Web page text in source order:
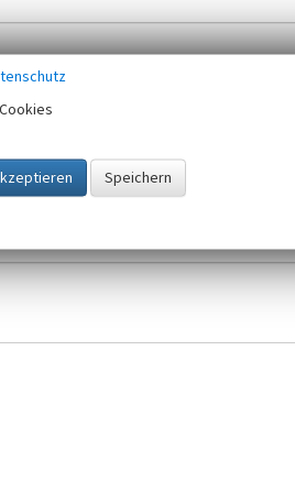
gespeichert und verwendet.
gültigen Europäischen